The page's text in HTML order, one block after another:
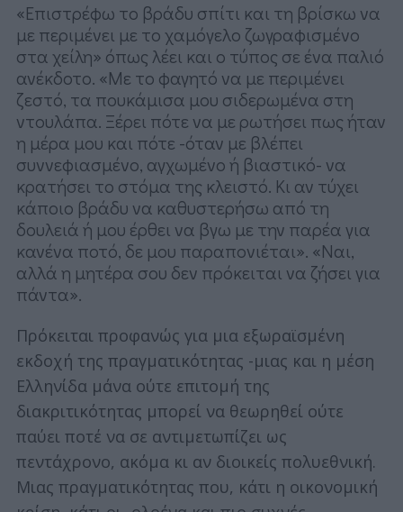
«Επιστρέφω το βράδυ σπίτι και τη βρίσκω να
με περιμένει με το χαμόγελο ζωγραφισμένο
στα χείλη» όπως λέει και ο τύπος σε ένα παλιό
ανέκδοτο. «Με το φαγητό να με περιμένει
ζεστό, τα πουκάμισα μου σιδερωμένα στη
ντουλάπα. Ξέρει πότε να με ρωτήσει πως ήταν
η μέρα μου και πότε -όταν με βλέπει
συννεφιασμένο, αγχωμένο ή βιαστικό- να
κρατήσει το στόμα της κλειστό. Κι αν τύχει
κάποιο βράδυ να καθυστερήσω από τη
δουλειά ή μου έρθει να βγω με την παρέα για
κανένα ποτό, δε μου παραπονιέται». «Ναι,
αλλά η μητέρα σου δεν πρόκειται να ζήσει για
πάντα».
Πρόκειται προφανώς για μια εξωραϊσμένη
εκδοχή της πραγματικότητας -μιας και η μέση
Ελληνίδα μάνα ούτε επιτομή της
διακριτικότητας μπορεί να θεωρηθεί ούτε
παύει ποτέ να σε αντιμετωπίζει ως
πεντάχρονο, ακόμα κι αν διοικείς πολυεθνική.
Μιας πραγματικότητας που, κάτι η οικονομική